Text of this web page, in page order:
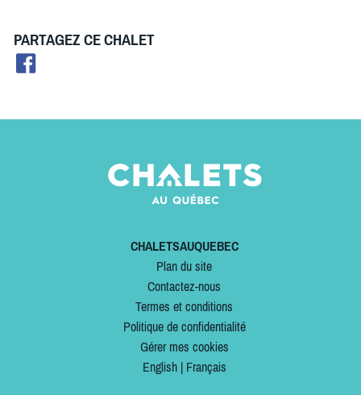
PARTAGEZ CE CHALET
CHALETSAUQUEBEC
Plan du site
Contactez-nous
Termes et conditions
Politique de confidentialité
Gérer mes cookies
English| Français